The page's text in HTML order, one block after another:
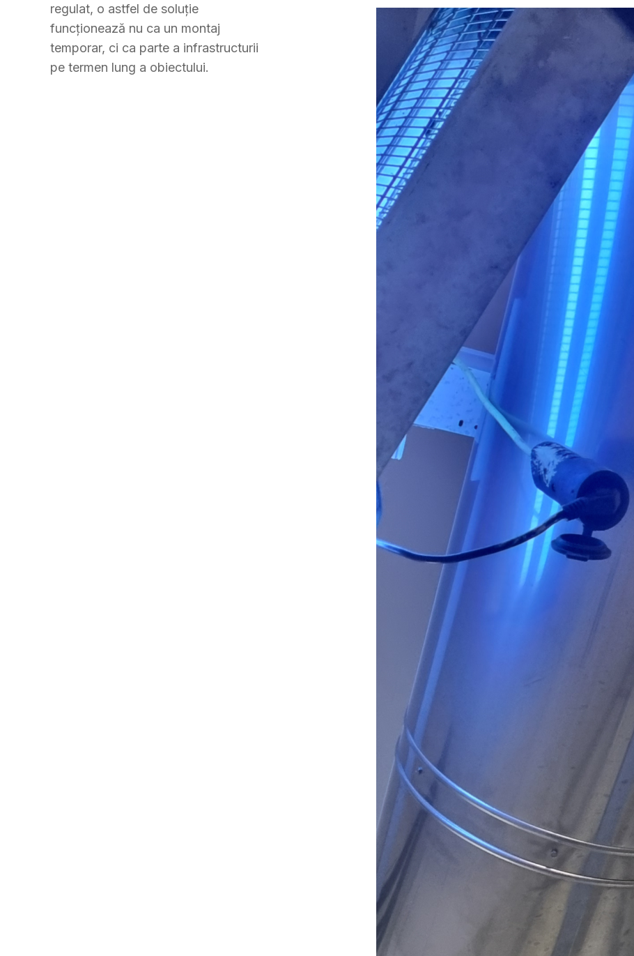
regulat, o astfel de soluție
funcționează nu ca un montaj
temporar, ci ca parte a infrastructurii
pe termen lung a obiectului.